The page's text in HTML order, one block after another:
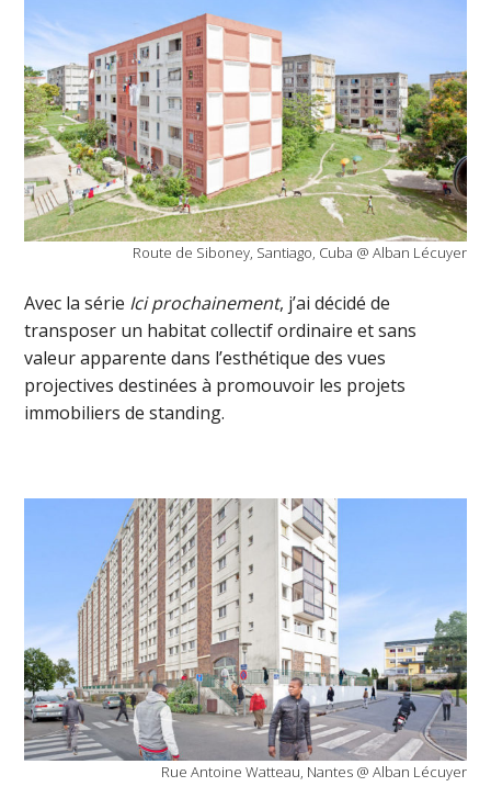
Route de Siboney, Santiago, Cuba @ Alban Lécuyer
Avec la série Ici prochainement, j’ai décidé de
transposer un habitat collectif ordinaire et sans
valeur apparente dans l’esthétique des vues
projectives destinées à promouvoir les projets
immobiliers de standing.
Rue Antoine Watteau, Nantes @ Alban Lécuyer